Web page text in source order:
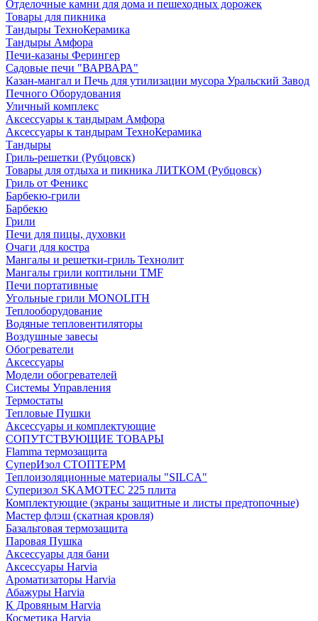
Отделочные камни для дома и пешеходных дорожек
Товары для пикника
Тандыры ТехноКерамика
Тандыры Амфора
Печи-казаны Ферингер
Садовые печи "ВАРВАРА"
Казан-мангал и Печь для утилизации мусора Уральский Завод
Печного Оборудования
Уличный комплекс
Аксессуары к тандырам Амфора
Аксессуары к тандырам ТехноКерамика
Тандыры
Гриль-решетки (Рубцовск)
Товары для отдыха и пикника ЛИТКОМ (Рубцовск)
Гриль от Феникс
Барбекю-грили
Барбекю
Грили
Печи для пицы, духовки
Очаги для костра
Мангалы и решетки-гриль Технолит
Мангалы грили коптильни TMF
Печи портативные
Угольные грили MONOLITH
Теплооборудование
Водяные тепловентиляторы
Воздушные завесы
Обогреватели
Аксессуары
Модели обогревателей
Системы Управления
Термостаты
Тепловые Пушки
Аксессуары и комплектующие
СОПУТСТВУЮЩИЕ ТОВАРЫ
Flamma термозащита
СуперИзол СТОПТЕРМ
Теплоизоляционные материалы "SILCA"
Суперизол SKAMOTEC 225 плита
Комплектующие (экраны защитные и листы предтопочные)
Мастер флэш (скатная кровля)
Базальтовая термозащита
Паровая Пушка
Аксессуары для бани
Аксессуары Harvia
Ароматизаторы Harvia
Абажуры Harvia
К Дровяным Harvia
Косметика Harvia